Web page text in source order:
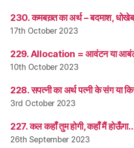
230. कमबख़्त का अर्थ – बदमाश,
17th October 2023
229. Allocation = आवंटन या
10th October 2023
228. सपत्नी का अर्थ पत्नी के संग या
3rd October 2023
227. कल कहाँ तुम होगी, कहाँ मैं
26th September 2023